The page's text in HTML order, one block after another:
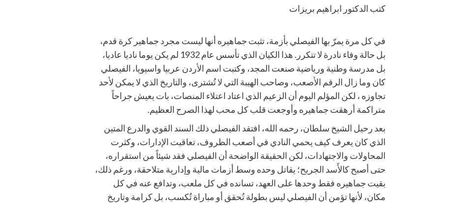
كتب الدكتور ابراهيم بريزات
في كل مرة يمرّ بها الفيصلي بأزمة، تثبت جماهيره أنها ليست مجرد جماهير كرة قدم،
بل حالة وفاء نادرة لا تتكرر. هذا الكيان الذي تأسس عام 1932 لم يكن يوما ناديا عاديا،
بل مدرسة وطنية ورياضية صنعت المجد، وكتبت اسم الأردن عربيا واسيويا، الفيصلي
كان وما زال الرقم الأصعب، وصاحب الهيبة التي لا تُشترى، والتاريخ الذي لا يمكن لأحد
تجاوزه ، لكن المؤلم اليوم أن الزعيم الذي اعتاد اعتلاء المنصات، بات يعيش جراحاً
متراكمة أرهقت جماهيره وأوجعت قلب كل محب لهذا الصرح العظيم.
بعد رحيل الشيخ سلطان، رحمه الله، افتقد الفيصلي ذلك السند القوي والدرع المتين
الذي كان يعرف كيف يحمي النادي في أصعب الظروف، تعاقبت الإدارات، وكثرت
المحاولات والاجتهادات، لكن الحقيقة الواضحة أن الفيصلي فقد شيئاً من استقراره،
حتى أصبح كالأَسد الجريح؛ يقاتل وحده وسط أزمات مالية وإدارية متلاحقة، ورغم ذلك،
بقيت جماهيره فقط وحدها على العهد، تسانده في كل ملعب، وتدافع عنه في كل
مكان، لأنها تؤمن أن الفيصلي ليس بطولة تُحقق أو مباراة تُكسب، بل كرامة وتاريخ